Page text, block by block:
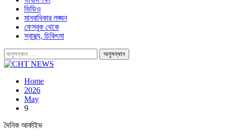
ভিডিও
মানবাধিকার লঙ্ঘন
ফেসবুক থেকে
স্বাস্থ্য, চিকিৎসা
Home
2026
May
9
দৈনিক আর্কাইভ